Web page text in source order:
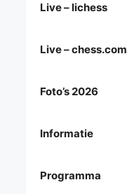
Live – lichess
Live – chess.com
Foto’s 2026
Informatie
Programma